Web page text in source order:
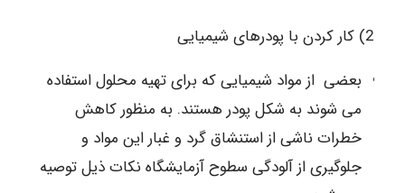
2) کار کردن با پودرهای شیمیایی
بعضی از مواد شیمیایی که برای تهیه محلول استفاده
می شوند به شکل پودر هستند. به منظور کاهش
خطرات ناشی از استنشاق گرد و غبار این مواد و
جلوگیری از آلودگی سطوح آزمایشگاه نکات ذیل توصیه